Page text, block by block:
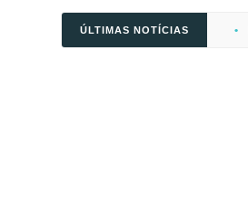
ÚLTIMAS NOTÍCIAS